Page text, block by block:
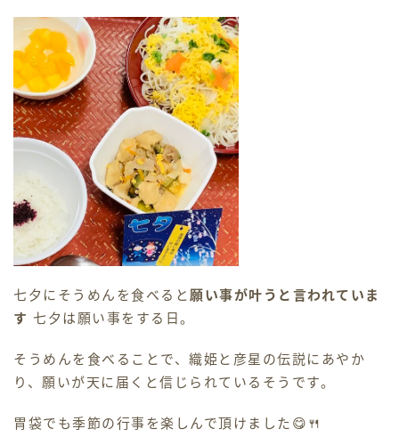
七夕にそうめんを食べると 願い事が叶うと言われていま
す 七夕は願い事をする日。
そうめんを食べることで、織姫と彦星の伝説にあやか
り、願いが天に届くと信じられているそうです。
胃袋でも季節の行事を楽しんで頂けました😋🍴